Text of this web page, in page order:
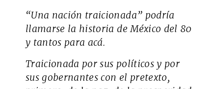
“Una nación traicionada” podría
llamarse la historia de México del 80
y tantos para acá.
Traicionada por sus políticos y por
sus gobernantes con el pretexto,